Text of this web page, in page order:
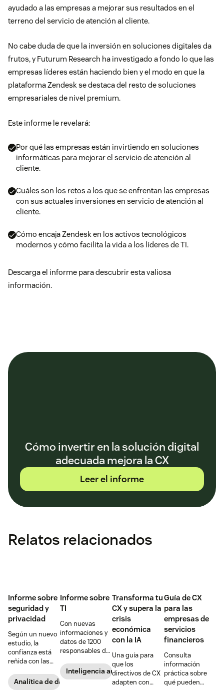
ayudado a las empresas a mejorar sus resultados en el
terreno del servicio de atención al cliente.
No cabe duda de que la inversión en soluciones digitales da
frutos, y Futurum Research ha investigado a fondo lo que las
empresas líderes están haciendo bien y el modo en que la
plataforma Zendesk se destaca del resto de soluciones
empresariales de nivel premium.
Este informe le revelará:
Por qué las empresas están invirtiendo en soluciones
informáticas para mejorar el servicio de atención al
cliente.
Cuáles son los retos a los que se enfrentan las empresas
con sus actuales inversiones en servicio de atención al
cliente.
Cómo encaja Zendesk en los activos tecnológicos
modernos y cómo facilita la vida a los líderes de TI.
Descarga el informe para descubrir esta valiosa
información.
Cómo invertir en la solución digital
adecuada mejora la CX
Leer el informe
Relatos relacionados
Informe sobre
seguridad y
privacidad
Según un nuevo
estudio, la
confianza está
reñida con las
personalización
de los
Analítica de datos del cliente
Informe sobre
TI
Con nuevas
informaciones y
datos de 1200
responsables de
privacidad de
datos y
Inteligencia artificial
Transforma tu
CX y supera la
crisis
económica
con la IA
Una guía para
que los
directivos de CX
adapten con
Guía de CX
para las
empresas de
servicios
financieros
Consulta
información
práctica sobre
qué pueden